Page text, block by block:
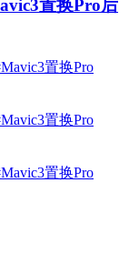
置换Pro后